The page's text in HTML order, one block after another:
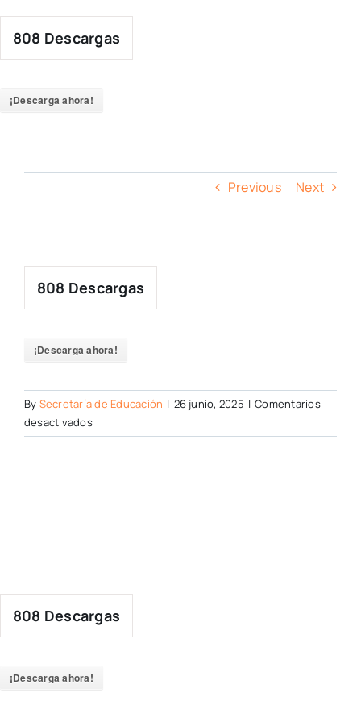
content
808 Descargas
¡Descarga ahora!
Previous Next
808 Descargas
¡Descarga ahora!
By Secretaría de Educación | 26 junio, 2025 | Comentarios
desactivadosen
808 Descargas
¡Descarga ahora!